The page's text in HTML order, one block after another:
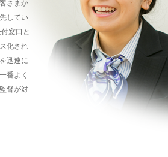
さまか
してい
窓口と
化され
迅速に
番よく
督が対